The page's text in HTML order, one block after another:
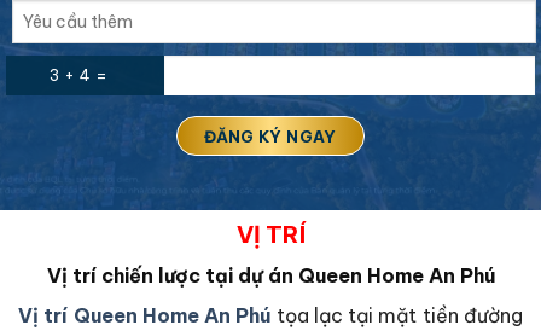
3 + 4 =
VỊ TRÍ
Vị trí chiến lược tại dự án Queen Home An Phú
Vị trí Queen Home An Phú tọa lạc tại mặt tiền đường